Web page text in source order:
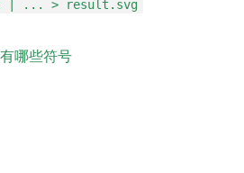
| ... > result.svg
哪些符号